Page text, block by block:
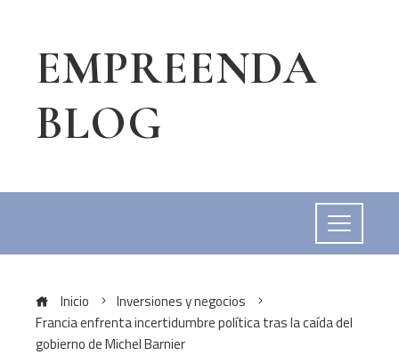
EMPREENDA
BLOG
Inicio
Inversiones y negocios
Francia enfrenta incertidumbre política tras la caída del
gobierno de Michel Barnier